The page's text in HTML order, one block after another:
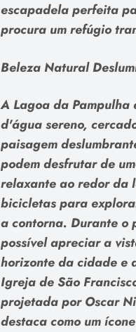
escapadela perfeita
procura um refúgio
Beleza Natural
A Lagoa da Pampulha
d'água sereno,
paisagem
podem desfrutar de
relaxante ao redor da
bicicletas para
a contorna. Durante o
possível apreciar a
horizonte da cidade e
Igreja de São
projetada por Oscar
destaca como um